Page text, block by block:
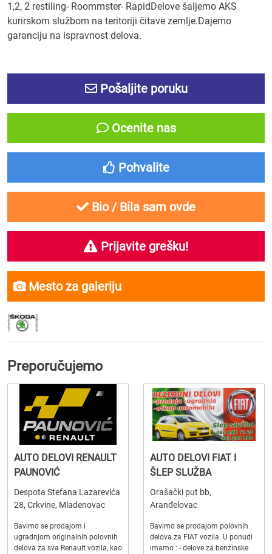
1,2, 2 restiling- Roommster- RapidDelove šaljemo AKS
kurirskom službom na teritoriji čitave zemlje.Dajemo
garanciju na ispravnost delova.
Pošaljite poruku
Ocenite nas
Pohvalite
Bio / Bila sam ovde
Prijavite grešku!
Mesto za galeriju
Preporučujemo
AUTO DELOVI RENAULT
PAUNOVIĆ
Despota Stefana Lazarevića
28, Crkvine, Mladenovac
Bavimo se prodajom i
ugradnjom originalnih polovnih
delova za sva Renault vozila, kao
AUTO DELOVI FIAT I
ŠLEP SLUŽBA
Orašački put bb,
Aranđelovac
Bavimo se prodajom polovnih
delova za FIAT vozila. U ponudi
imamo : - delove za benzinske